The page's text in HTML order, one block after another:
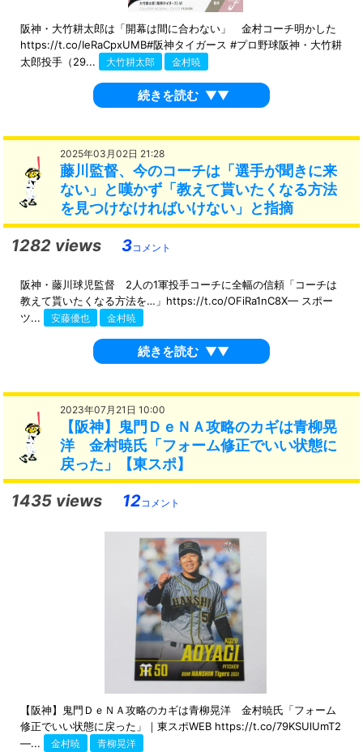
阪神・大竹耕太郎は「開幕は間に合わない」 金村コーチ明かした
https://t.co/IeRaCpxUMB#阪神タイガース #プロ野球阪神・大竹耕
太郎投手（29...
大竹耕太郎 金村暁
続きを読む ▼▼
2025年03月02日 21:28
藤川監督、今のコーチは「選手が聞きに来
ない」と嘆かず「教えて貰いたくなる方法
を見つけなければいけない」と指摘
1282 views 3コメント
阪神・藤川球児監督 2人の1軍投手コーチに全幅の信頼「コーチは
教えて貰いたくなる方法を…」https://t.co/OFiRa1nC8X— スポー
ツ...
安藤優也 金村暁
続きを読む ▼▼
2023年07月21日 10:00
【阪神】鬼門ＤｅＮＡ攻略のカギは青柳晃
洋 金村暁氏「フォーム修正でいい状態に
戻った」【東スポ】
1435 views 12コメント
【阪神】鬼門ＤｅＮＡ攻略のカギは青柳晃洋 金村暁氏「フォーム
修正でいい状態に戻った」｜東スポWEB https://t.co/79KSUlUmT2
—...
金村暁 青柳晃洋